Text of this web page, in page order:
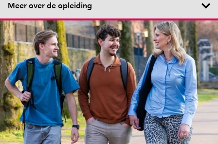
Meer over de opleiding